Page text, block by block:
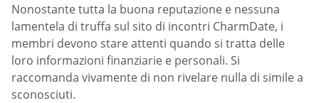
Nonostante tutta la buona reputazione e nessuna
lamentela di truffa sul sito di incontri CharmDate, i
membri devono stare attenti quando si tratta delle
loro informazioni finanziarie e personali. Si
raccomanda vivamente di non rivelare nulla di simile a
sconosciuti.